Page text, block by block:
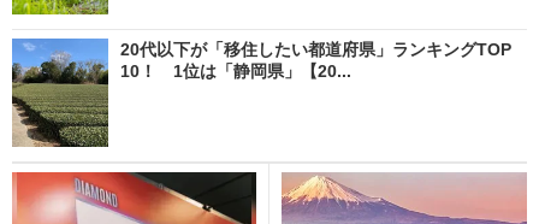
20代以下が「移住したい都道府県」ランキングTOP
10！ 1位は「静岡県」【20...